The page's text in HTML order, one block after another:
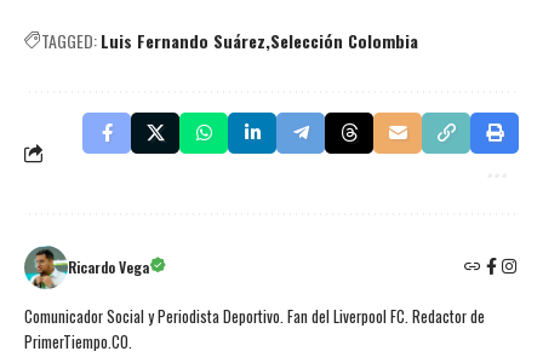
TAGGED:Luis Fernando Suárez Selección Colombia
Ricardo Vega
Comunicador Social y Periodista Deportivo. Fan del Liverpool FC. Redactor de
PrimerTiempo.CO.